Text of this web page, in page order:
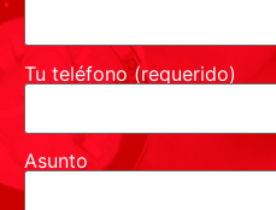
Tu teléfono (requerido)
Asunto